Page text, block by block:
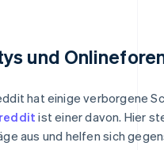
und
hat einige verborgene
ist einer davon. Hier
aus und helfen sich